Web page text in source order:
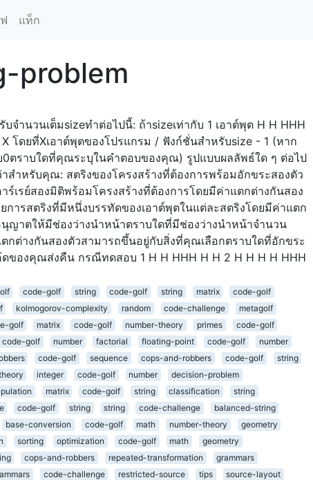
แท็ก
problem
จำนวนเต็มsizeทำต่อไปนี้: ถ้าsizeเท่ากับ 1 เอาต์พุต H H HHH
X โดยที่Xเอาต์พุตของโปรแกรม / ฟังก์ชั่นสำหรับsize - 1 (หาก
ราบใดที่คุณระบุในคำตอบของคุณ) รูปแบบผลลัพธ์ใด ๆ ต่อไป
สำหรับคุณ: สตริงของโครงสร้างที่ต้องการพร้อมอักขระสองตัว
เรย์สองมิติพร้อมโครงสร้างที่ต้องการโดยมีค่าแตกต่างกันสอง
การสตริงที่มีหนึ่งบรรทัดของเอาต์พุตในแต่ละสตริงโดยมีค่าแตก
ญาตให้มีช่องว่างนำหน้าตราบใดที่มีช่องว่างนำหน้าจำนวน
กต่างกันสองตัวสามารถขึ้นอยู่กับสิ่งที่คุณเลือกตราบใดที่อักขระ
ของคุณส่งคืน กรณีทดสอบ 1 H H HHH H H 2 H H H H HHH
code-golf string code-golf string matrix
code-golf
kolmogorov-complexity random code-challenge
metagolf
golf matrix code-golf number-theory primes
code-golf
code-golf number factorial floating-point code-golf
number
code-golf sequence cops-and-robbers code-golf
string
integer code-golf number
decision-problem
matrix code-golf string classification
string
code-golf string string code-challenge
balanced-string
base-conversion code-golf math number-theory
geometry
sorting optimization code-golf math
geometry
cops-and-robbers repeated-transformation
grammars
code-challenge restricted-source tips
source-layout